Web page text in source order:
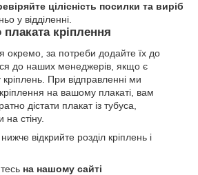
цілісність посилки та виріб
у відділенні.
кріплення
окремо, за потреби додайте їх до
до наших менеджерів, якщо є
При відправленні ми
на вашому плакаті, вам
дістати плакат із тубуса,
на стіну.
відкрийте розділ кріплень і
на нашому сайті